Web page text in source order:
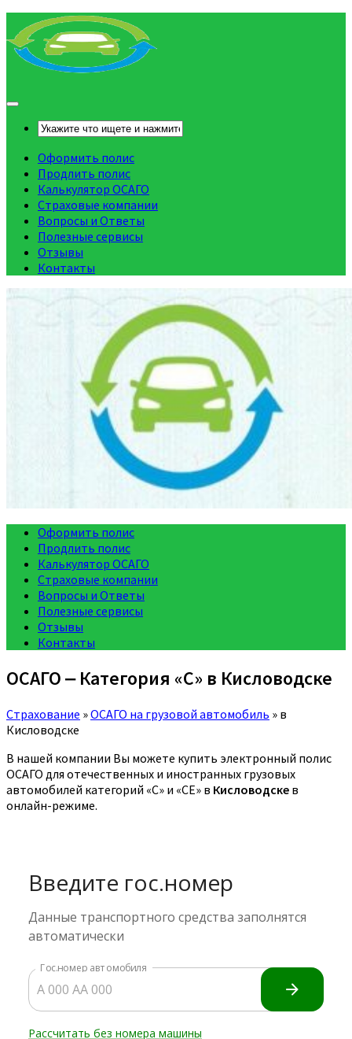
Оформить полис
Продлить полис
Калькулятор ОСАГО
Страховые компании
Вопросы и Ответы
Полезные сервисы
Отзывы
Контакты
Оформить полис
Продлить полис
Калькулятор ОСАГО
Страховые компании
Вопросы и Ответы
Полезные сервисы
Отзывы
Контакты
ОСАГО ‒ Категория «C» в Кисловодске
Страхование »ОСАГО на грузовой автомобиль » в
Кисловодске
В нашей компании Вы можете купить электронный полис
ОСАГО для отечественных и иностранных грузовых
автомобилей категорий «C» и «CE» в Кисловодске в
онлайн-режиме.